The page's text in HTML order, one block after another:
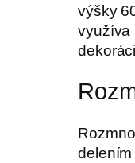
výšky
využíva
delením